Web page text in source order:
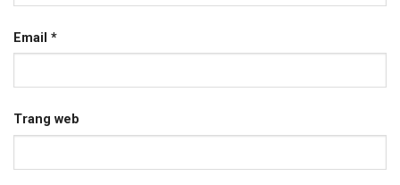
Email *
Trang web